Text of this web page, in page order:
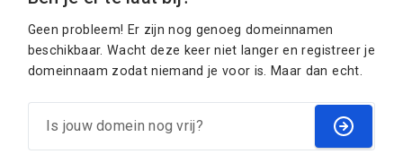
Geen probleem! Er zijn nog genoeg domeinnamen
beschikbaar. Wacht deze keer niet langer en registreer je
domeinnaam zodat niemand je voor is. Maar dan echt.